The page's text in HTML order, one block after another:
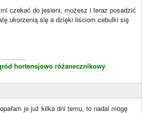
czekać do jesieni, możesz i teraz posadzić
ukorzenią się a dzięki liściom cebulki się
hortensjowo różanecznikowy
je już kilka dni temu, to nadal mogę